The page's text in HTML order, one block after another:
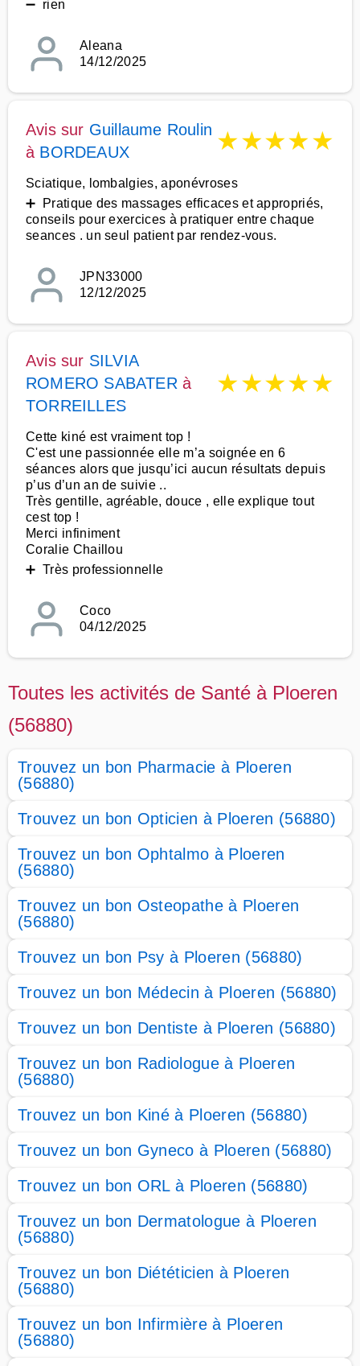
➖ rien
Aleana
14/12/2025
Avis sur Guillaume Roulin
à BORDEAUX ★★★★★
Sciatique, lombalgies, aponévroses
➕ Pratique des massages efficaces et appropriés,
conseils pour exercices à pratiquer entre chaque
seances . un seul patient par rendez-vous.
JPN33000
12/12/2025
Avis sur SILVIA
ROMERO SABATER à
TORREILLES
★★★★★
Cette kiné est vraiment top !
C'est une passionnée elle m’a soignée en 6
séances alors que jusqu’ici aucun résultats depuis
p’us d’un an de suivie ..
Très gentille, agréable, douce , elle explique tout
cest top !
Merci infiniment
Coralie Chaillou
➕ Très professionnelle
Coco
04/12/2025
Toutes les activités de Santé à Ploeren
(56880)
Trouvez un bon Pharmacie à Ploeren
(56880)
Trouvez un bon Opticien à Ploeren (56880)
Trouvez un bon Ophtalmo à Ploeren
(56880)
Trouvez un bon Osteopathe à Ploeren
(56880)
Trouvez un bon Psy à Ploeren (56880)
Trouvez un bon Médecin à Ploeren (56880)
Trouvez un bon Dentiste à Ploeren (56880)
Trouvez un bon Radiologue à Ploeren
(56880)
Trouvez un bon Kiné à Ploeren (56880)
Trouvez un bon Gyneco à Ploeren (56880)
Trouvez un bon ORL à Ploeren (56880)
Trouvez un bon Dermatologue à Ploeren
(56880)
Trouvez un bon Diététicien à Ploeren
(56880)
Trouvez un bon Infirmière à Ploeren
(56880)